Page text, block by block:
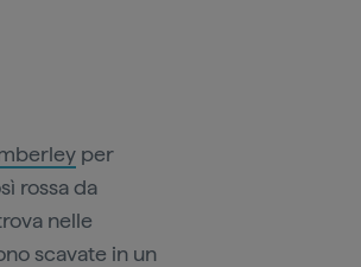
per
rossa da
nelle
scavate in un